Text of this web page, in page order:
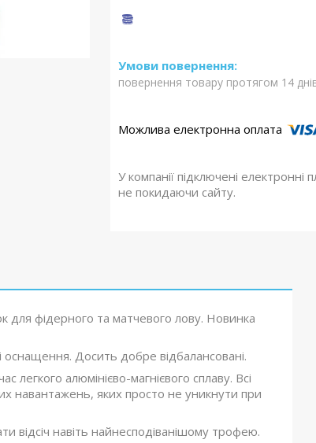
повернення товару протягом 14
У компанії підключені
не покидаючи сайту.
для фідерного та матчевого лову. Новинка
оснащення. Досить добре відбалансовані.
алюмінієво-магнієвого сплаву. Всі
навантажень, яких просто не уникнути при
навіть найнесподіванішому трофею.